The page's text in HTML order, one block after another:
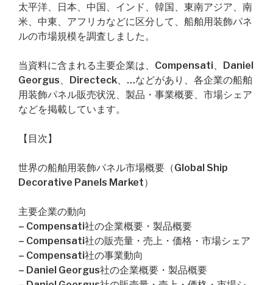
太平洋、日本、中国、インド、韓国、東南アジア、南
米、中東、アフリカなどに区分して、船舶用装飾パネ
ルの市場規模を調査しました。
当資料に含まれる主要企業は、Compensati、Daniel
Georgus、Directeck、…などがあり、各企業の船舶
用装飾パネル販売状況、製品・事業概要、市場シェア
などを掲載しています。
【目次】
世界の船舶用装飾パネル市場概要（Global Ship
Decorative Panels Market）
主要企業の動向
– Compensati社の企業概要・製品概要
– Compensati社の販売量・売上・価格・市場シェア
– Compensati社の事業動向
– Daniel Georgus社の企業概要・製品概要